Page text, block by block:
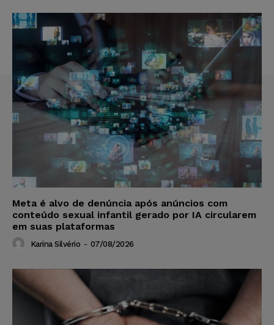
Meta é alvo de denúncia após anúncios com
conteúdo sexual infantil gerado por IA circularem
em suas plataformas
Karina Silvério - 07/08/2026